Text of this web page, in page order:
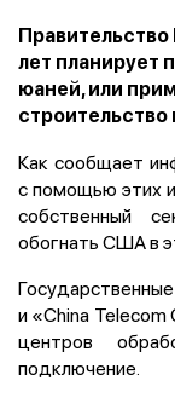
лет планирует
юаней, или
Как сообщает
с помощью этих
собственный
обогнать США в
и «China
центров
подключение.